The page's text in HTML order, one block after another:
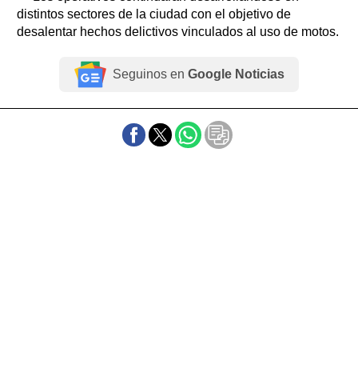
distintos sectores de la ciudad con el objetivo de
desalentar hechos delictivos vinculados al uso de motos.
Seguinos en Google Noticias